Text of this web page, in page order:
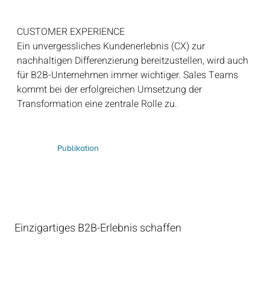
Publikation
CUSTOMER EXPERIENCE
Ein unvergessliches Kundenerlebnis (CX) zur
nachhaltigen Differenzierung bereitzustellen, wird auch
für B2B-Unternehmen immer wichtiger. Sales Teams
kommt bei der erfolgreichen Umsetzung der
Transformation eine zentrale Rolle zu.
Einzigartiges B2B-Erlebnis schaffen